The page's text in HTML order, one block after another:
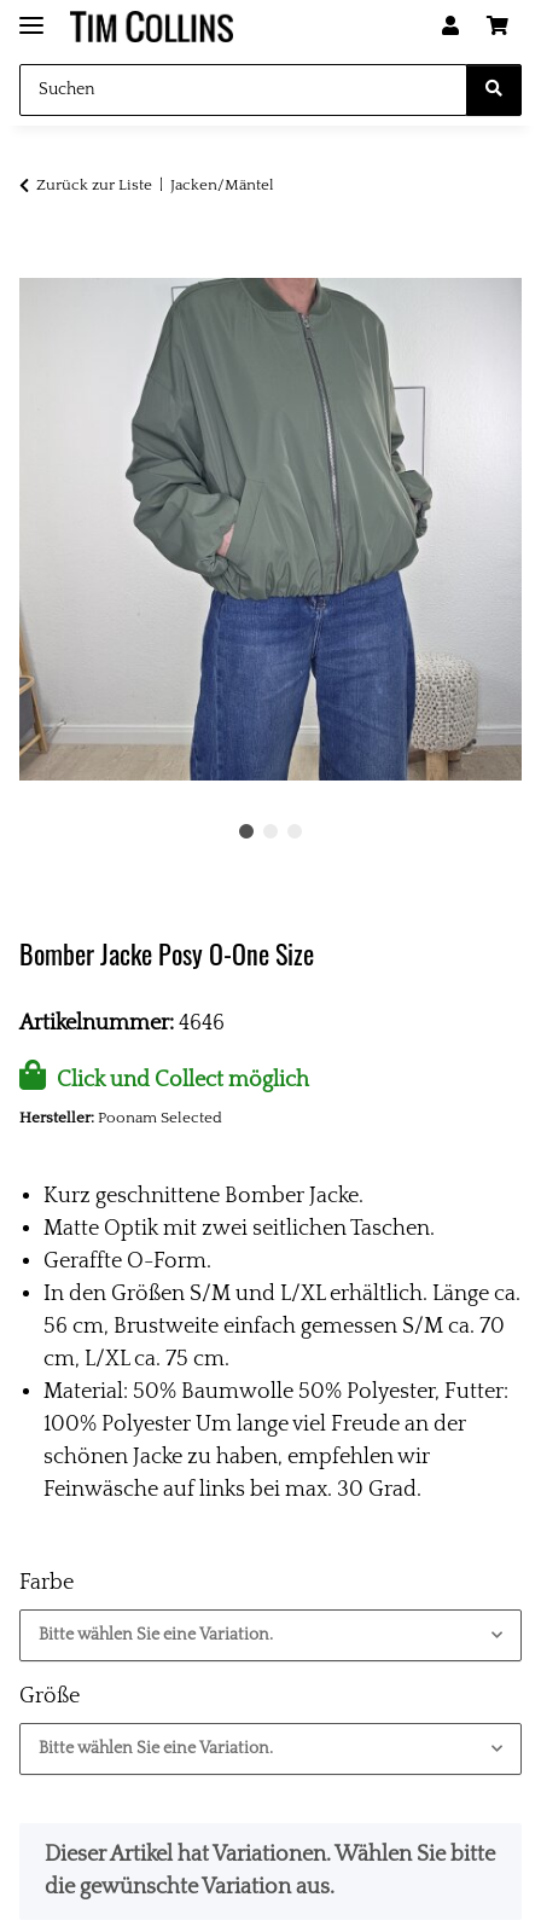
Zurück zur Liste Jacken/Mäntel
Bomber Jacke Posy O-One Size
Artikelnummer: 4646
Click und Collect möglich
Hersteller: Poonam Selected
Kurz geschnittene Bomber Jacke.
Matte Optik mit zwei seitlichen Taschen.
Geraffte O-Form.
In den Größen S/M und L/XL erhältlich. Länge ca.
56 cm, Brustweite einfach gemessen S/M ca. 70
cm, L/XL ca. 75 cm.
Material: 50% Baumwolle 50% Polyester, Futter:
100% Polyester Um lange viel Freude an der
schönen Jacke zu haben, empfehlen wir
Feinwäsche auf links bei max. 30 Grad.
Farbe
Bitte wählen Sie eine Variation.
Größe
Bitte wählen Sie eine Variation.
x
Dieser Artikel hat Variationen. Wählen Sie bitte
die gewünschte Variation aus.